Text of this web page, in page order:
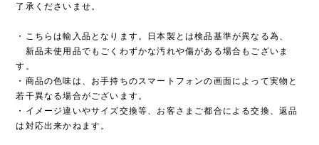
了承くださいませ。
・こちらは輸入品となります。日本製とは検品基準が異なる為、
新品未使用品でもごくわずかな汚れや傷がある場合もございま
す。
・商品の色味は、お手持ちのスマートフォンの画面によって実物と
若干異なる場合がございます。
・イメージ違いやサイズ交換等、お客さまご都合による交換、返品
は対応出来かねます。